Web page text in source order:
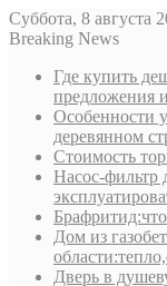
Суббота, 8 августа
Breaking News
Где купить
предложения
Особенности
деревянном
Стоимость
Насос-фильтр
Дом из
Дверь в